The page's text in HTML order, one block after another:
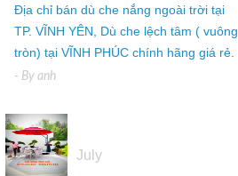
Địa chỉ bán dù che nắng ngoài trời tại
TP. VĨNH YÊN, Dù che lệch tâm ( vuông
tròn) tại VĨNH PHÚC chính hãng giá rẻ.
- By anh
July